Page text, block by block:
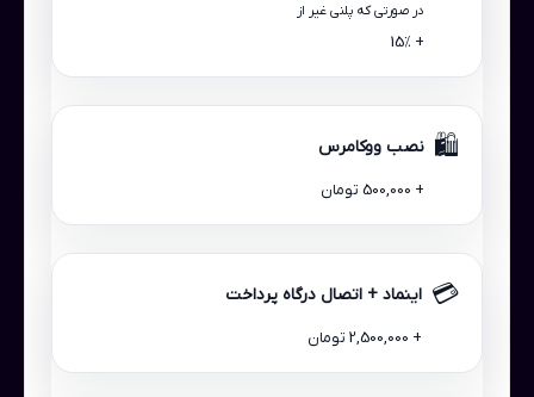
در صورتی که پلنی غیر از
+ 15٪
🛍️ نصب ووکامرس
+ 500,000 تومان
💳 اینماد + اتصال درگاه پرداخت
+ 2,500,000 تومان